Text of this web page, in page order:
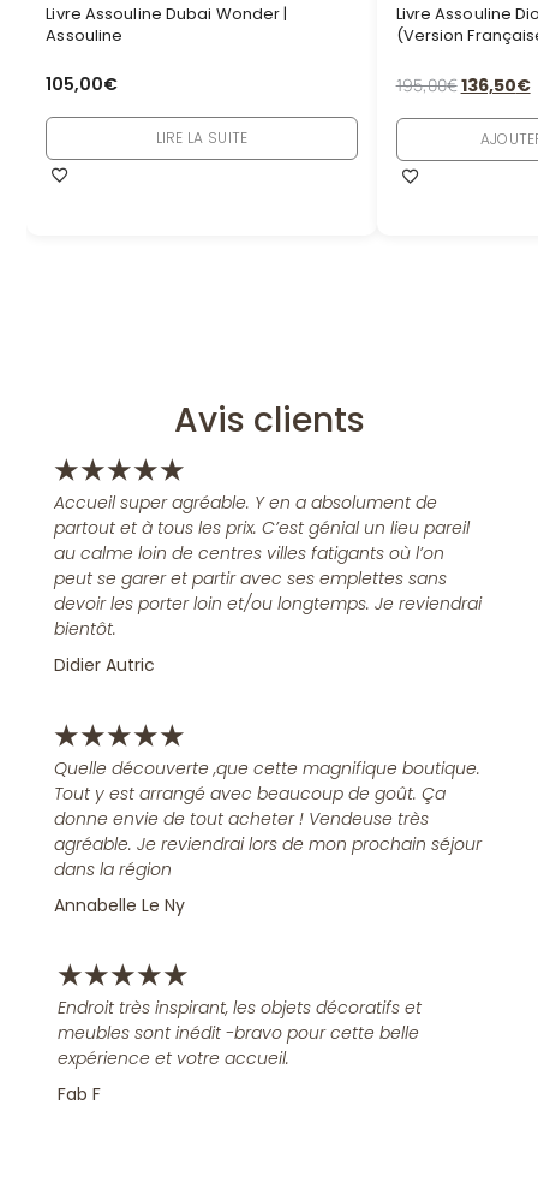
Livre Assouline Dubai Wonder |
Assouline
105,00€
LIRE LA SUITE
Livre Assouline
(Version
195,00€136,50€
Avis clients
★★★★★
Accueil super agréable. Y en a absolument de
partout et à tous les prix. C’est génial un lieu pareil
au calme loin de centres villes fatigants où l’on
peut se garer et partir avec ses emplettes sans
devoir les porter loin et/ou longtemps. Je reviendrai
bientôt.
Didier Autric
★★★★★
Quelle découverte ,que cette magnifique boutique.
Tout y est arrangé avec beaucoup de goût. Ça
donne envie de tout acheter ! Vendeuse très
agréable. Je reviendrai lors de mon prochain séjour
dans la région
Annabelle Le Ny
★★★★★
Endroit très inspirant, les objets décoratifs et
meubles sont inédit -bravo pour cette belle
expérience et votre accueil.
Fab F